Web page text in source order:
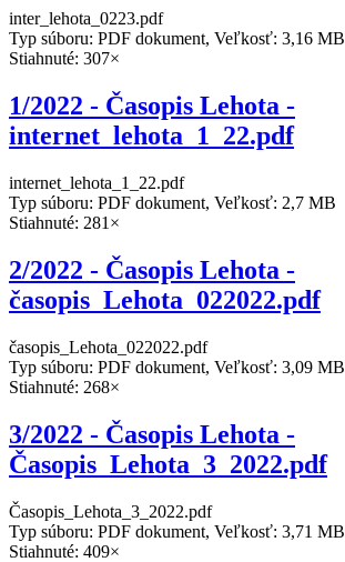
inter_lehota_0223.pdf
Typ súboru: PDF dokument, Veľkosť: 3,16 MB
Stiahnuté: 307×
1/2022 - Časopis Lehota -
internet_lehota_1_22.pdf
internet_lehota_1_22.pdf
Typ súboru: PDF dokument, Veľkosť: 2,7 MB
Stiahnuté: 281×
2/2022 - Časopis Lehota -
časopis_Lehota_022022.pdf
časopis_Lehota_022022.pdf
Typ súboru: PDF dokument, Veľkosť: 3,09 MB
Stiahnuté: 268×
3/2022 - Časopis Lehota -
Časopis_Lehota_3_2022.pdf
Časopis_Lehota_3_2022.pdf
Typ súboru: PDF dokument, Veľkosť: 3,71 MB
Stiahnuté: 409×